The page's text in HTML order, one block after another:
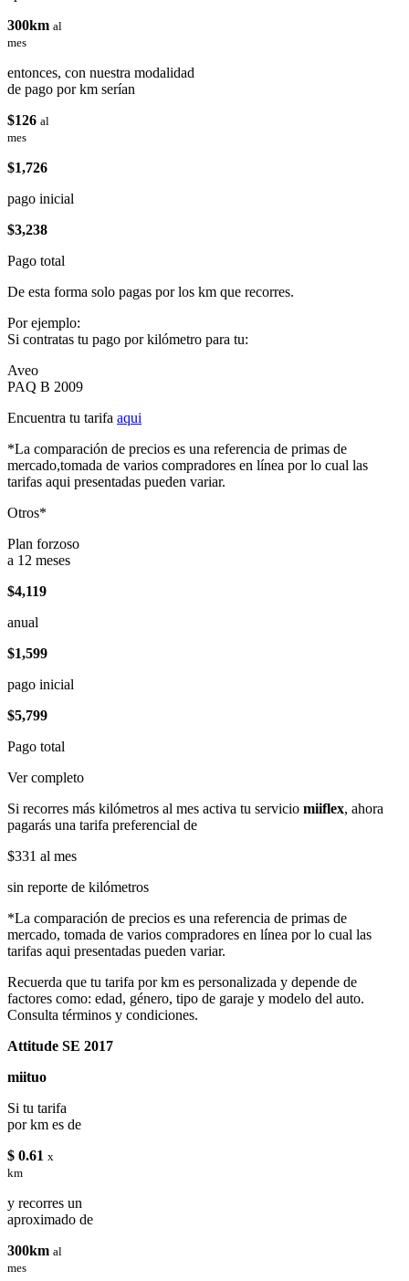
300km al
mes
entonces, con nuestra modalidad
de pago por km serían
$126 al
mes
$1,726
pago inicial
$3,238
Pago total
De esta forma solo pagas por los km que recorres.
Por ejemplo:
Si contratas tu pago por kilómetro para tu:
Aveo
PAQ B 2009
Encuentra tu tarifa aqui
*La comparación de precios es una referencia de primas de
mercado,tomada de varios compradores en línea por lo cual las
tarifas aqui presentadas pueden variar.
Otros*
Plan forzoso
a 12 meses
$4,119
anual
$1,599
pago inicial
$5,799
Pago total
Ver completo
Si recorres más kilómetros al mes activa tu servicio miiflex, ahora
pagarás una tarifa preferencial de
$331 al mes
sin reporte de kilómetros
*La comparación de precios es una referencia de primas de
mercado, tomada de varios compradores en línea por lo cual las
tarifas aqui presentadas pueden variar.
Recuerda que tu tarifa por km es personalizada y depende de
factores como: edad, género, tipo de garaje y modelo del auto.
Consulta términos y condiciones.
Attitude SE 2017
miituo
Si tu tarifa
por km es de
$ 0.61 x
km
y recorres un
aproximado de
300km al
mes